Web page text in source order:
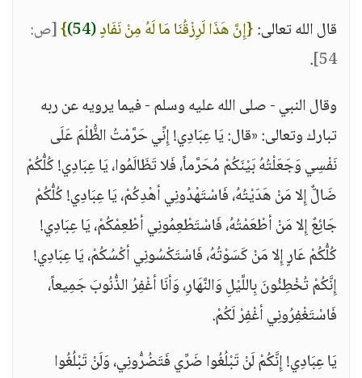
قال الله تعالى:{إِنَّ هَذَا لَرِزْقُنَا مَا لَهُ مِنْ نَفَادٍ(54)
}[ص:
54]
.
وقال النبي - صلى الله عليه وسلم - فيما يرويه عن ربه
تبارك وتعالى: «قال: يَا عِبَادِي! إِنِّي حَرَّمْتُ الظُّلْمَ عَلَى
نَفْسِي وَجَعَلْتُهُ بَيْنَكُمْ مُحَرَّماً، فَلا تَظَالَمُوا، يَا عِبَادِي! كُلُّكُمْ
ضَالٌّ إِلا مَنْ هَدَيْتُهُ، فَاسْتَهْدُونِي أهْدِكُمْ، يَا عِبَادِي! كُلُّكُمْ
جَائِعٌ إِلا مَنْ أطْعَمْتُهُ، فَاسْتَطْعِمُونِي أطْعِمْكُمْ، يَا عِبَادِي!
كُلُّكُمْ عَارٍ إِلا مَنْ كَسَوْتُهُ، فَاسْتَكْسُونِي أكْسُكُمْ، يَا عِبَادِي!
إِنَّكُمْ تُخْطِئُونَ بِاللَّيْلِ وَالنَّهَارِ، وَأنَا أغْفِرُ الذُّنُوبَ جَمِيعاً،
فَاسْتَغْفِرُونِي أغْفِرْ لَكُمْ.
يَا عِبَادِي! إِنَّكُمْ لَنْ تَبْلُغُوا ضَرِّي فَتَضُرُّونِي، وَلَنْ تَبْلُغُوا